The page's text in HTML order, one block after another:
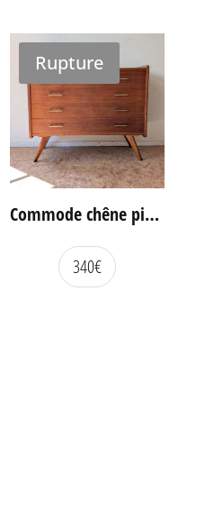
Rupture
Commode chêne pieds compas vintage
340€